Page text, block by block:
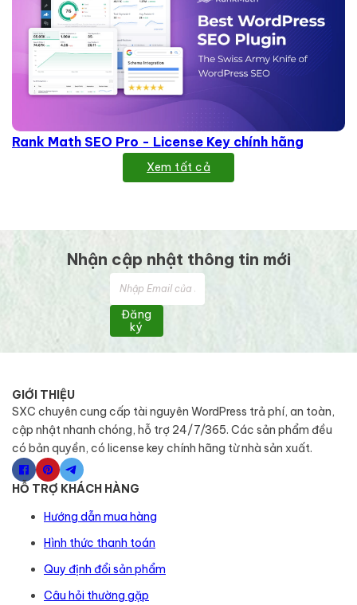
Rank Math SEO Pro - License Key chính hãng
Xem tất cả
Nhận cập nhật thông tin mới
Đăng
ký
GIỚI THIỆU
SXC chuyên cung cấp tài nguyên WordPress trả phí, an toàn,
cập nhật nhanh chóng, hỗ trợ 24/7/365. Các sản phẩm đều
có bản quyền, có license key chính hãng từ nhà sản xuất.
HỖ TRỢ KHÁCH HÀNG
Hướng dẫn mua hàng
Hình thức thanh toán
Quy định đổi sản phẩm
Câu hỏi thường gặp